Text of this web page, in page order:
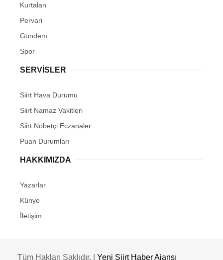
Kurtalan
Pervari
Gündem
Spor
SERVİSLER
Siirt Hava Durumu
Siirt Namaz Vakitleri
Siirt Nöbetçi Eczanaler
Puan Durumları
HAKKIMIZDA
Yazarlar
Künye
İletişim
Tüm Hakları Saklıdır. | Yeni Siirt Haber Ajansı